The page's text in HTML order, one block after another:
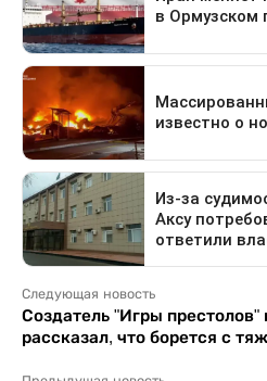
Следующая новость
Создатель "Игры
рассказал, что борется с